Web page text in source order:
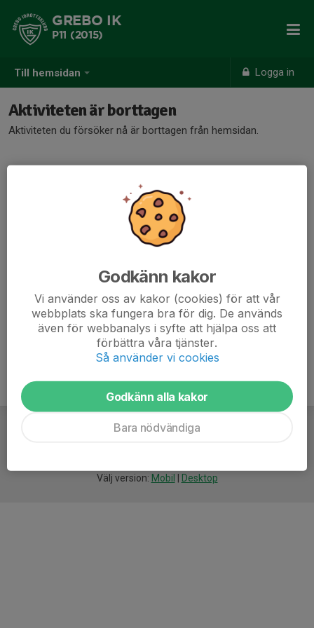
Till hemsidan Logga in
GREBO IK
P11 (2015)
Aktiviteten är borttagen
Aktiviteten du försöker nå är borttagen från hemsidan.
Välj version: Mobil Desktop
Godkänn kakor
Vi använder oss av kakor (cookies) för att vår
webbplats ska fungera bra för dig. De används
även för webbanalys i syfte att hjälpa oss att
förbättra våra tjänster.
Så använder vi cookies
Godkänn alla kakor
Bara nödvändiga